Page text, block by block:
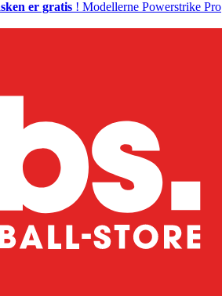
er gratis ! Modellerne Powerstrike Pro